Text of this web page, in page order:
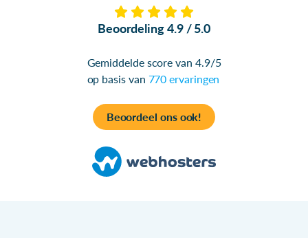
Beoordeling 4.9 / 5.0
Gemiddelde score van 4.9/5
op basis van 770 ervaringen
Beoordeel ons ook!